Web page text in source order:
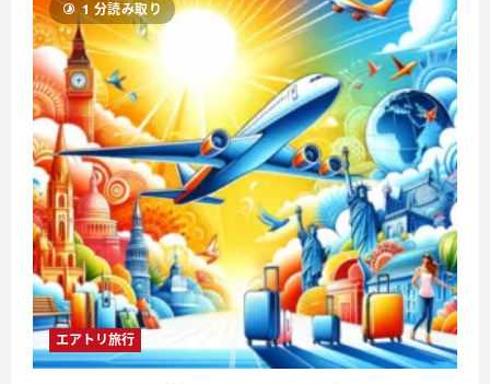
内
航
空
月
秋
旅
特
集】
東
京-
新
千
歳
線
が
驚
愕
の
4,520
円
か
ら！
1 分読み取り
エアトリ旅行